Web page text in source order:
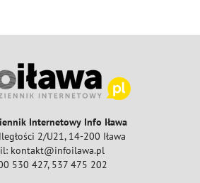
Internetowy Info Iława
2/U21, 14-200 Iława
kontakt@infoilawa.pl
530 427, 537 475 202